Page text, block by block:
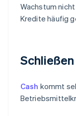
Wachstum
Kredite häufig
Cash kommt